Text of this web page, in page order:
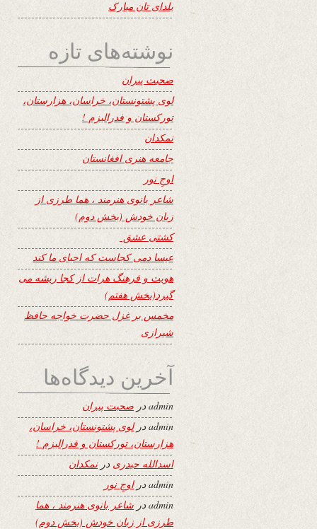
یلدای تان مبارک
نوشته‌های تازه
صحبت پیران
لوی پشتونستان، خراسان، هزارستان،
تورکستان و فدرالیزم !
نمکدان
جامعه هنری افغانستان
اوجِ نور
شاعر بانوی هنرمند ، هما طرزی از
زبان خودش (بخش دوم)
کشتی عشق
عیسا دمی کجاست که احیای ما کند
هویت و فرهنگ هرات از کجا ریشه می
گیرد(بخش هفتم)
مخمس بر غزل حضرت خواجه حافظ
شیرازی
آخرین دیدگاه‌ها
adminدر صحبت پیران
admin درلوی پشتونستان، خراسان،
هزارستان، تورکستان و فدرالیزم !
اسدالله حیدری درنمکدان
adminدراوجِ نور
adminدر شاعر بانوی هنرمند ، هما
طرزی از زبان خودش (بخش دوم)